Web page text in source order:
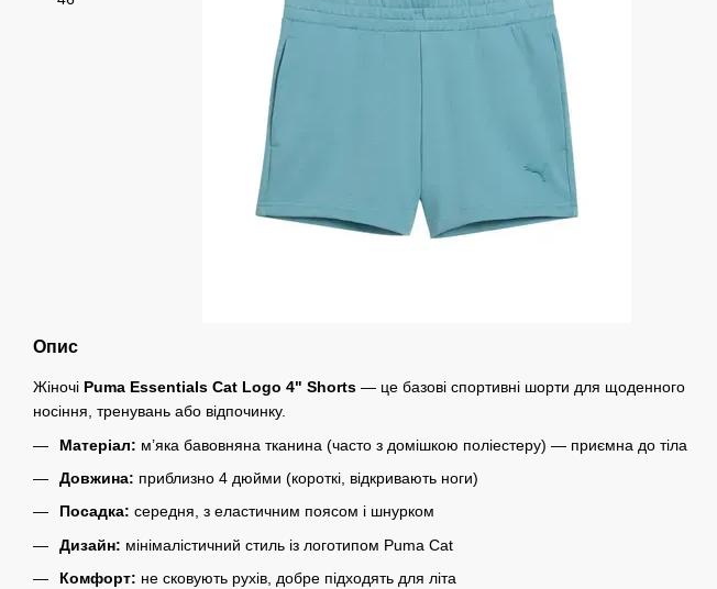
Опис
Жіночі Puma Essentials Cat Logo 4" Shorts — це базові спортивні шорти для щоденного
носіння, тренувань або відпочинку.
Матеріал: м’яка бавовняна тканина (часто з домішкою поліестеру) — приємна до тіла
Довжина: приблизно 4 дюйми (короткі, відкривають ноги)
Посадка: середня, з еластичним поясом і шнурком
Дизайн: мінімалістичний стиль із логотипом Puma Cat
Комфорт: не сковують рухів, добре підходять для літа